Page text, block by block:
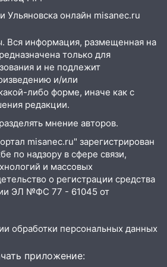
горло: в
для женщины
девушка без прав
на мопеде и попала в
отдал более 14
за криминальное
кроссовер сбил 18-
25-летнего байкера
область
Ульяновска онлайн misanec.ru
Вся информация, размещенная на
только для
и не подлежит
и/или
либо форме, иначе как с
редакции.
мнение авторов.
misanec.ru" зарегистрирован
по надзору в сфере связи,
и массовых
о регистрации средства
ЭЛ №ФС 77 - 61045 от
обработки персональных данных
приложение: